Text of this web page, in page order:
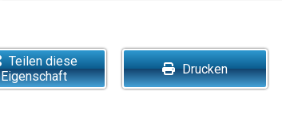
Teilen diese
Eigenschaft
Drucken